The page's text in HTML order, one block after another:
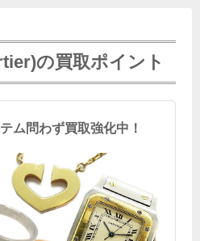
の買取ポイント
ム問わず買取強化中！